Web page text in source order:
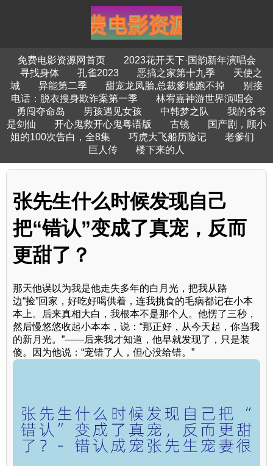
免费电影资源网首页
2023花开天下·国韵新年演唱会
寻找身体
孔雀2023 恶搞之家第十九季
天使之
城
异能第二季 甜宠龙凤胎,总裁爹地跑不掉
别接
电话：脱衣搜身欺诈案第一季
林宥嘉神游世界演唱会
勇闯夺命岛
男孩遇见女孩 中韩梦之队
我的爷爷
是剑仙
开心鬼救开心鬼粤语版 古镜
国产剧，顾小
姐的100次告白，全8集
巧虎大飞船历险记
老爹们
巨人传
楼下来的人
张先生什么时候发现自己
把“错认”变成了真宠，反而
更甜了？
那天他误以为我是他走失多年的白月光，把我从路
边“捡”回家，好吃好喝供着，连我挑食的毛病都记在小本
本上。后来真相大白，我根本不是那个人。他愣了三秒，
然后慢悠悠收起小本本，说：“那正好，从今天起，你当我
的新月光。”——后来我才知道，他早就发现了，只是装
傻。因为他说：“宠错了人，但心没给错。”